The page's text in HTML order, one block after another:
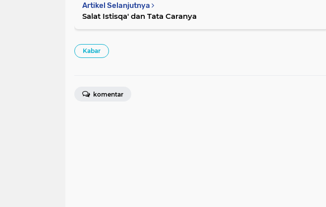
Artikel Selanjutnya
Salat Istisqa' dan Tata Caranya
Kabar
komentar